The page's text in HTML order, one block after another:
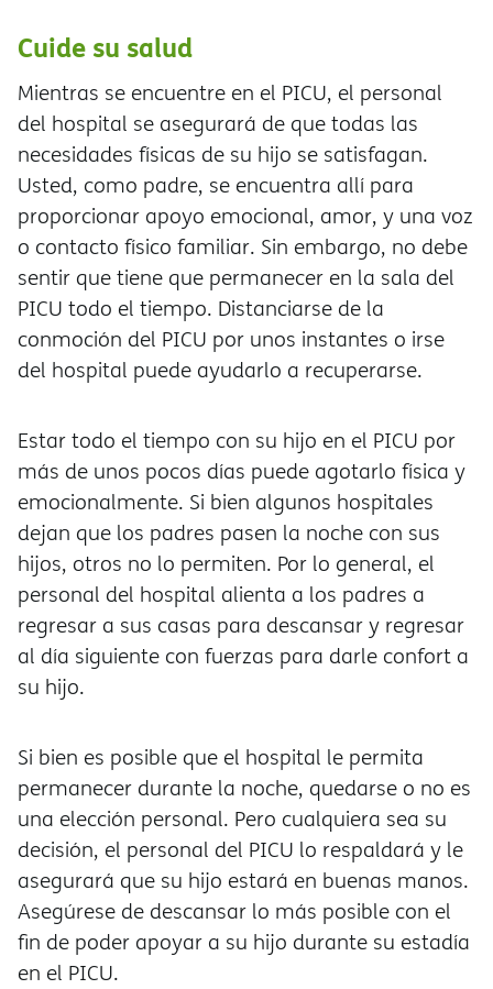
Cuide su salud
Mientras se encuentre en el PICU, el personal
del hospital se asegurará de que todas las
necesidades físicas de su hijo se satisfagan.
Usted, como padre, se encuentra allí para
proporcionar apoyo emocional, amor, y una voz
o contacto físico familiar. Sin embargo, no debe
sentir que tiene que permanecer en la sala del
PICU todo el tiempo. Distanciarse de la
conmoción del PICU por unos instantes o irse
del hospital puede ayudarlo a recuperarse.
Estar todo el tiempo con su hijo en el PICU por
más de unos pocos días puede agotarlo física y
emocionalmente. Si bien algunos hospitales
dejan que los padres pasen la noche con sus
hijos, otros no lo permiten. Por lo general, el
personal del hospital alienta a los padres a
regresar a sus casas para descansar y regresar
al día siguiente con fuerzas para darle confort a
su hijo.
Si bien es posible que el hospital le permita
permanecer durante la noche, quedarse o no es
una elección personal. Pero cualquiera sea su
decisión, el personal del PICU lo respaldará y le
asegurará que su hijo estará en buenas manos.
Asegúrese de descansar lo más posible con el
fin de poder apoyar a su hijo durante su estadía
en el PICU.